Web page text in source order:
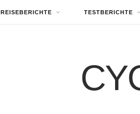
REISEBERICHTE TESTBERICHTE